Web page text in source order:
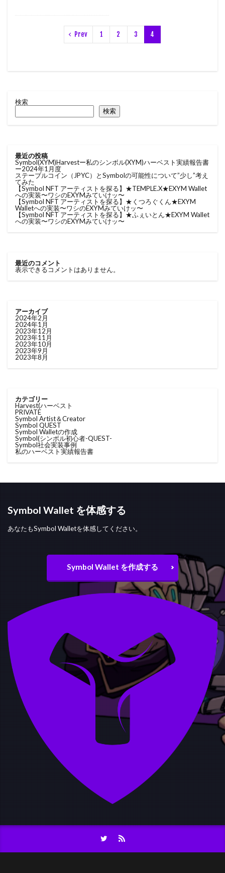
Prev 1 2 3 4
検索
検索
最近の投稿
Symbol(XYM)Harvestー私のシンボル(XYM)ハーベスト実績報告書
ー2024年1月度
ステーブルコイン（JPYC）とSymbolの可能性について”少し”考え
てみた
【Symbol NFT アーティストを探る】★TEMPLE.X★EXYM Wallet
への実装〜ワシのEXYMみていけッ〜
【Symbol NFT アーティストを探る】★くつろぐくん★EXYM
Walletへの実装〜ワシのEXYMみていけッ〜
【Symbol NFT アーティストを探る】★ふぇいとん★EXYM Wallet
への実装〜ワシのEXYMみていけッ〜
最近のコメント
表示できるコメントはありません。
アーカイブ
2024年2月
2024年1月
2023年12月
2023年11月
2023年10月
2023年9月
2023年8月
カテゴリー
Harvest(ハーベスト
PRIVATE
Symbol Artist＆Creator
Symbol QUEST
Symbol Walletの作成
Symbol(シンボル初心者-QUEST-
Symbol社会実装事例
私のハーベスト実績報告書
Symbol Wallet を体感する
あなたもSymbol Walletを体感してください。
Symbol Wallet を作成する